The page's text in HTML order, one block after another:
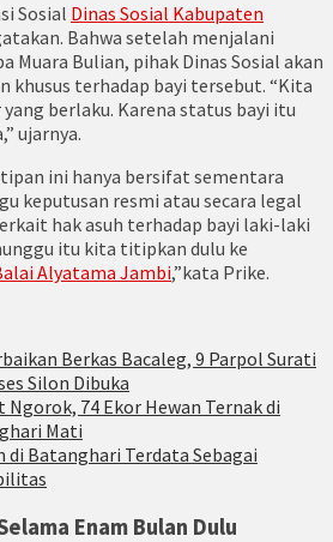
Sosial Dinas Sosial Kabupaten
Bahwa setelah menjalani
Muara Bulian, pihak Dinas Sosial akan
khusus terhadap bayi tersebut. “Kita
berlaku. Karena status bayi itu
ujarnya.
ini hanya bersifat sementara
keputusan resmi atau secara legal
hak asuh terhadap bayi laki-laki
itu kita titipkan dulu ke
Alyatama Jambi,”kata Prike.
Berkas Bacaleg, 9 Parpol Surati
Silon Dibuka
Ngorok, 74 Ekor Hewan Ternak di
Mati
di Batanghari Terdata Sebagai
Enam Bulan Dulu